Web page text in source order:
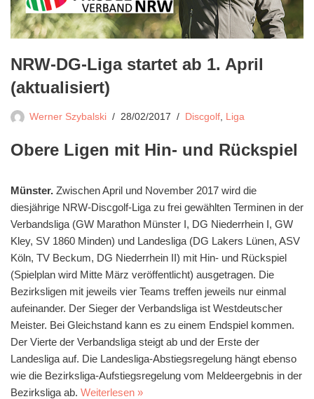
NRW-DG-Liga startet ab 1. April
(aktualisiert)
Werner Szybalski 28/02/2017 Discgolf Liga
Obere Ligen mit Hin- und Rückspiel
Münster. Zwischen April und November 2017 wird die
diesjährige NRW-Discgolf-Liga zu frei gewählten Terminen in der
Verbandsliga (GW Marathon Münster I, DG Niederrhein I, GW
Kley, SV 1860 Minden) und Landesliga (DG Lakers Lünen, ASV
Köln, TV Beckum, DG Niederrhein II) mit Hin- und Rückspiel
(Spielplan wird Mitte März veröffentlicht) ausgetragen. Die
Bezirksligen mit jeweils vier Teams treffen jeweils nur einmal
aufeinander. Der Sieger der Verbandsliga ist Westdeutscher
Meister. Bei Gleichstand kann es zu einem Endspiel kommen.
Der Vierte der Verbandsliga steigt ab und der Erste der
Landesliga auf. Die Landesliga-Abstiegsregelung hängt ebenso
wie die Bezirksliga-Aufstiegsregelung vom Meldeergebnis in der
Bezirksliga ab. Weiterlesen »